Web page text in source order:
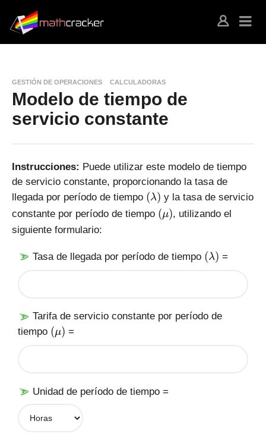
GESTIÓN DE OPERACIONES CALCULADORAS
Modelo de tiempo de
servicio constante
Instrucciones: Puede utilizar este modelo de tiempo
de servicio constante, proporcionando la tasa de
llegada por período de tiempo (
\l
d
(λ) y la tasa de servicio
constante por período de tiempo (
u
(μ), utilizando el
siguiente formulario:
Tasa de llegada por período de tiempo (
d
(λ) =
Tarifa de servicio constante por período de
tiempo (
(μ) =
Unidad de período de tiempo =